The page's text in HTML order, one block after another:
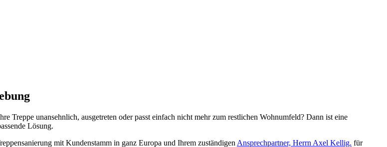
Treppe unansehnlich, ausgetreten oder passt einfach nicht mehr zum restlichen Wohnumfeld? Dann ist eine
Lösung.
mit Kundenstamm in ganz Europa und Ihrem zuständigen Ansprechpartner, Herrn Axel Kellig. für